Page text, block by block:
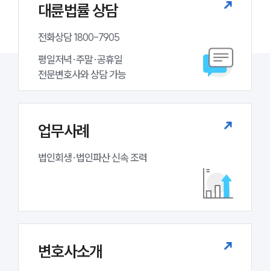
대륜법률 상담
전화상담 1800-7905
평일저녁·주말·공휴일
전문변호사와 상담 가능
업무사례
법인회생·법인파산 신속 조력
변호사소개